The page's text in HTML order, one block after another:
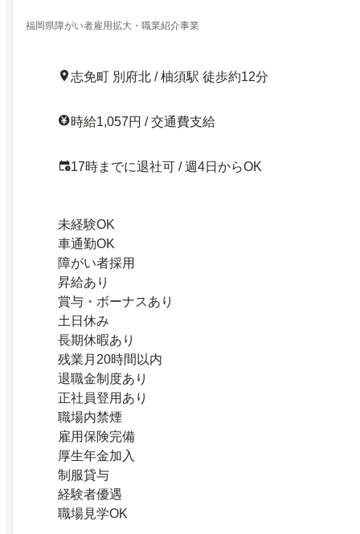
福岡県障がい者雇用拡大・職業紹介事業
志免町 別府北 / 柚須駅 徒歩約12分
時給1,057円 / 交通費支給
17時までに退社可 / 週4日からOK
未経験OK
車通勤OK
障がい者採用
昇給あり
賞与・ボーナスあり
土日休み
長期休暇あり
残業月20時間以内
退職金制度あり
正社員登用あり
職場内禁煙
雇用保険完備
厚生年金加入
制服貸与
経験者優遇
職場見学OK